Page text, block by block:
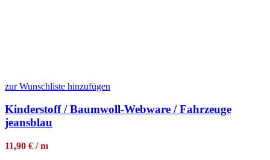
zur Wunschliste hinzufügen
Kinderstoff / Baumwoll-Webware / Fahrzeuge
jeansblau
11,90 € / m